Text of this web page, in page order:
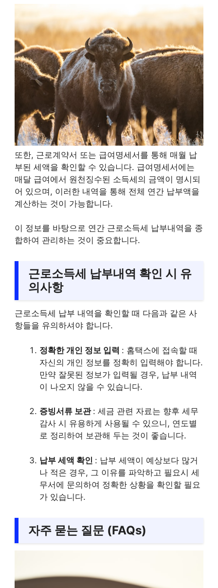
또한, 근로계약서 또는 급여명세서를 통해 매월 납
부된 세액을 확인할 수 있습니다. 급여명세서에는
매달 급여에서 원천징수된 소득세의 금액이 명시되
어 있으며, 이러한 내역을 통해 전체 연간 납부액을
계산하는 것이 가능합니다.
이 정보를 바탕으로 연간 근로소득세 납부내역을 종
합하여 관리하는 것이 중요합니다.
근로소득세 납부내역 확인 시 유
의사항
근로소득세 납부 내역을 확인할 때 다음과 같은 사
항들을 유의하셔야 합니다.
정확한 개인 정보 입력 : 홈택스에 접속할 때
자신의 개인 정보를 정확히 입력해야 합니다.
만약 잘못된 정보가 입력될 경우, 납부 내역
이 나오지 않을 수 있습니다.
증빙서류 보관 : 세금 관련 자료는 향후 세무
감사 시 유용하게 사용될 수 있으니, 연도별
로 정리하여 보관해 두는 것이 좋습니다.
납부 세액 확인 : 납부 세액이 예상보다 많거
나 적은 경우, 그 이유를 파악하고 필요시 세
무서에 문의하여 정확한 상황을 확인할 필요
가 있습니다.
자주 묻는 질문 (FAQs)